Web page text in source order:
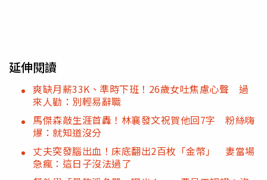
延伸閱讀
爽缺月薪33K、準時下班！26歲女吐焦慮心聲 過
來人勸：別輕易辭職
馬傑森敲生涯首轟！林襄發文祝賀他回7字 粉絲嗨
爆：就知道沒分
丈夫突發腦出血！床底翻出2百枚「金幣」 妻當場
急瘋：這日子沒法過了